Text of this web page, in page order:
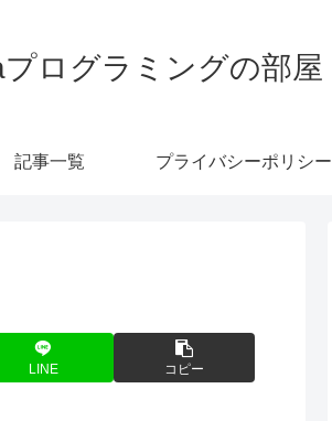
ログラミングの部屋
記事一覧 プライバシーポリシー
LINE コピー